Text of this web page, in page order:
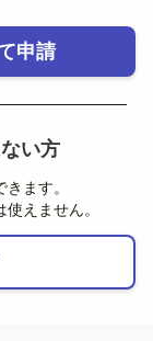
申請
い方
ます。
えません。